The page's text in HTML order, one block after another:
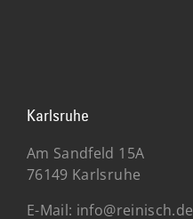
Karlsruhe
Am Sandfeld 15A
76149 Karlsruhe
E-Mail: info@reinisch.de